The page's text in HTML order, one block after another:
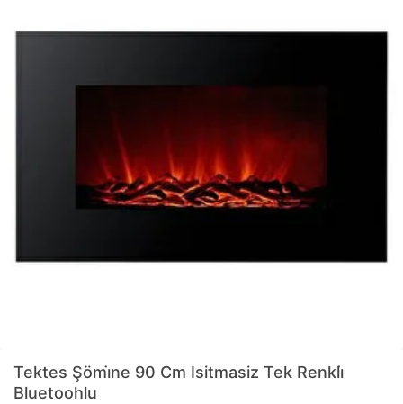
Tektes Şömi̇ne 90 Cm Isitmasiz Tek Renkli̇
Bluetoohlu